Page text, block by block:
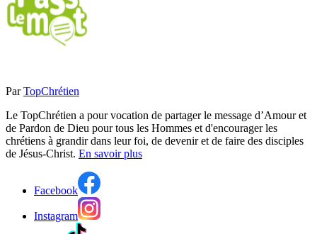
Par TopChrétien
Le TopChrétien a pour vocation de partager le message d’Amour et
de Pardon de Dieu pour tous les Hommes et d'encourager les
chrétiens à grandir dans leur foi, de devenir et de faire des disciples
de Jésus-Christ. En savoir plus
Facebook
Instagram